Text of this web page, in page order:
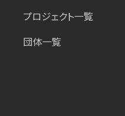
プロジェクト一覧
団体一覧